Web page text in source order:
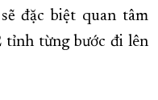
đặc biệt quan tâm
tỉnh từng bước đi lên